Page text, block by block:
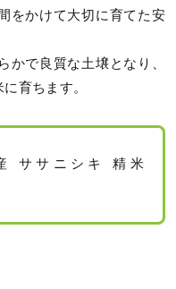
をかけて大切に育てた安
かで良質な土壌となり、
育ちます。
ササニシキ 精米